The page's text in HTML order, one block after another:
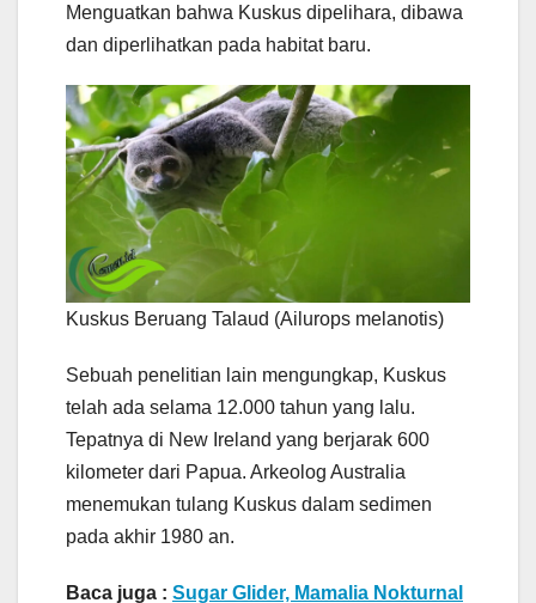
Menguatkan bahwa Kuskus dipelihara, dibawa
dan diperlihatkan pada habitat baru.
Kuskus Beruang Talaud (Ailurops melanotis)
Sebuah penelitian lain mengungkap, Kuskus
telah ada selama 12.000 tahun yang lalu.
Tepatnya di New Ireland yang berjarak 600
kilometer dari Papua. Arkeolog Australia
menemukan tulang Kuskus dalam sedimen
pada akhir 1980 an.
Baca juga : Sugar Glider, Mamalia Nokturnal